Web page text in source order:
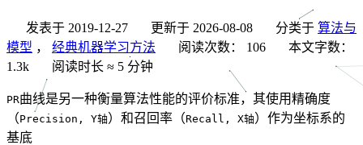
发表于 2019-12-27 更新于 2026-08-08 分类于 算法与
模型 ， 经典机器学习方法 阅读次数： 106
本文字数：
1.3k
阅读时长 ≈ 5 分钟
PR曲线是另一种衡量算法性能的评价标准，其使用精确度
（Precision, Y轴）和召回率（Recall, X轴）作为坐标系的
基底